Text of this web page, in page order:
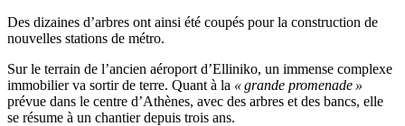
Des dizaines d’arbres ont ainsi été coupés pour la construction de
nouvelles stations de métro.
Sur le terrain de l’ancien aéroport d’Elliniko, un immense complexe
immobilier va sortir de terre. Quant à la « grande promenade »
prévue dans le centre d’Athènes, avec des arbres et des bancs, elle
se résume à un chantier depuis trois ans.